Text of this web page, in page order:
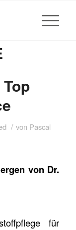
/ von Pascal
von Dr.
für